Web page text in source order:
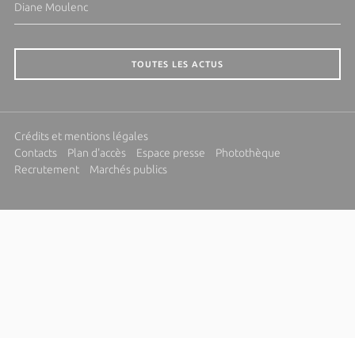
Diane Moulenc
TOUTES LES ACTUS
Crédits et mentions légales
Contacts
Plan d'accès Espace presse
Photothèque
Recrutement
Marchés publics